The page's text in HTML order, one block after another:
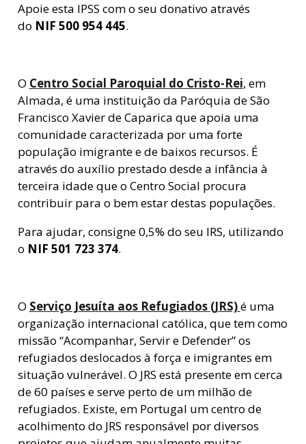
Apoie esta IPSS com o seu donativo através
do NIF 500 954 445.
O Centro Social Paroquial do Cristo-Rei, em
Almada, é uma instituição da Paróquia de São
Francisco Xavier de Caparica que apoia uma
comunidade caracterizada por uma forte
população imigrante e de baixos recursos. É
através do auxílio prestado desde a infância à
terceira idade que o Centro Social procura
contribuir para o bem estar destas populações.
Para ajudar, consigne 0,5% do seu IRS, utilizando
o NIF 501 723 374.
O Serviço Jesuíta aos Refugiados (JRS)é uma
organização internacional católica, que tem como
missão “Acompanhar, Servir e Defender” os
refugiados deslocados à força e imigrantes em
situação vulnerável. O JRS está presente em cerca
de 60 países e serve perto de um milhão de
refugiados. Existe, em Portugal um centro de
acolhimento do JRS responsável por diversos